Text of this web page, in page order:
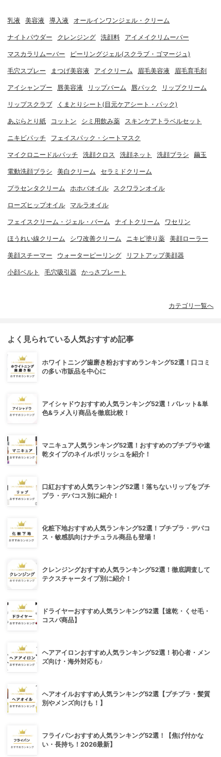
乳液 美容液 導入液 オールインワンジェル・クリーム
ナイトパウダー クレンジング 洗顔料 アイメイクリムーバー
マスカラリムーバー ピーリングジェル(スクラブ・ゴマージュ)
毛穴スプレー まつげ美容液 アイクリーム 眉毛美容液 眉毛育毛剤
アイシャンプー 唇美容液 リップバーム 唇パック リップクリーム
リップスクラブ くまとりシート(目元ケアシート・パック)
あぶらとり紙 コットン シミ用飲み薬 スキンケアトラベルセット
ニキビパッチ フェイスパック・シートマスク
マイクロニードルパッチ 洗顔クロス 洗顔ネット 洗顔ブラシ 繭玉
電動洗顔ブラシ 美白クリーム セラミドクリーム
プラセンタクリーム ホホバオイル スクワランオイル
ローズヒップオイル マルラオイル
フェイスクリーム・ジェル・バーム ナイトクリーム ワセリン
ほうれい線クリーム シワ改善クリーム ニキビ塗り薬 美顔ローラー
美顔スチーマー ウォーターピーリング リフトアップ美顔器
小顔ベルト 毛穴吸引器 かっさプレート
カテゴリ一覧へ
よく見られている人気おすすめ記事
ホワイトニング歯磨き粉おすすめランキング52選！口コミ
の多い市販品を中心に
アイシャドウおすすめ人気ランキング52選！パレット&単
色&ラメ入り商品を徹底比較！
マニキュア人気ランキング52選！おすすめのプチプラや速
乾タイプのネイルポリッシュを紹介！
口紅おすすめ人気ランキング52選！落ちないリップをプチ
プラ・デパコス別に紹介！
化粧下地おすすめ人気ランキング52選！プチプラ・デパコ
ス・敏感肌向けナチュラル商品も登場！
クレンジングおすすめ人気ランキング52選！徹底調査して
テクスチャータイプ別に紹介！
ドライヤーおすすめ人気ランキング52選【速乾・くせ毛・
コスパ商品】
ヘアアイロンおすすめ人気ランキング52選！初心者・メン
ズ向け・海外対応も♪
ヘアオイルおすすめ人気ランキング52選【プチプラ・髪質
別やメンズ向けも！】
フライパンおすすめ人気ランキング52選！【焦げ付かな
い・長持ち！2026最新】